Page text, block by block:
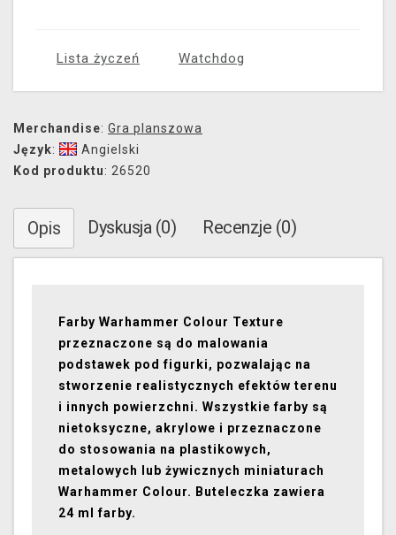
Lista życzeń Watchdog
Merchandise: Gra planszowa
Język:
Angielski
Kod produktu: 26520
Opis Dyskusja (0) Recenzje (0)
Farby Warhammer Colour Texture
przeznaczone są do malowania
podstawek pod figurki, pozwalając na
stworzenie realistycznych efektów terenu
i innych powierzchni. Wszystkie farby są
nietoksyczne, akrylowe i przeznaczone
do stosowania na plastikowych,
metalowych lub żywicznych miniaturach
Warhammer Colour. Buteleczka zawiera
24 ml farby.